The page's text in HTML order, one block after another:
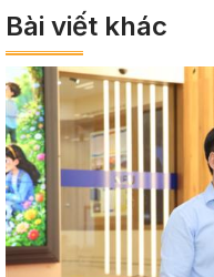
Bài viết khác